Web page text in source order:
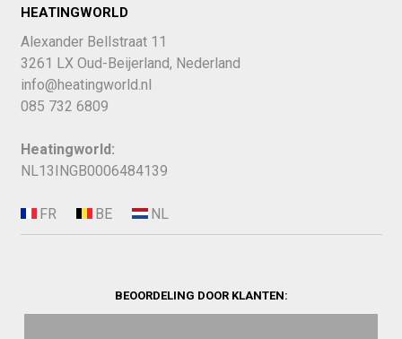
HEATINGWORLD
Alexander Bellstraat 11
3261 LX Oud-Beijerland, Nederland
info@heatingworld.nl
085 732 6809
Heatingworld:
NL13INGB0006484139
BEOORDELING DOOR KLANTEN: